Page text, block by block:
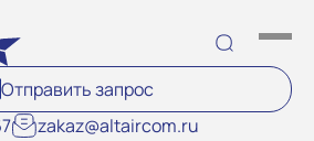
zakaz@altaircom.ru
Отправить запрос